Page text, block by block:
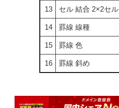
13 セル 結合 2×2セル
14 罫線 線種
15 罫線 色
16 罫線 斜め